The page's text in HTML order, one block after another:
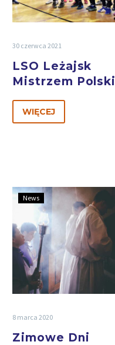
30 czerwca 2021
LSO Leżajsk
Mistrzem Polski
WIĘCEJ
News
8 marca 2020
Zimowe Dni